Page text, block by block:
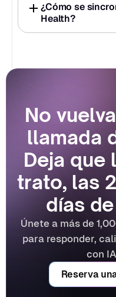
¿Cómo se
Health?
No
llamada
Deja que
trato, las
días
Únete a más de
para responder,
con
Reserva